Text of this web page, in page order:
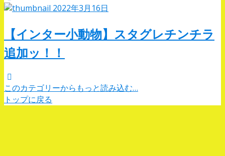
2022年3月16日
【インター小動物】スタグレチンチラ
追加ッ！！
このカテゴリーからもっと読み込む…
トップに戻る